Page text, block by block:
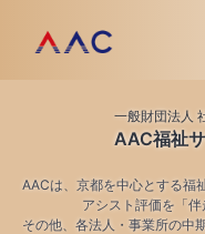
一般財団法人
AAC福祉
AACは、京都を中心とする福
アシスト評価を「伴
その他、各法人・事業所の中